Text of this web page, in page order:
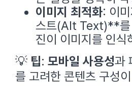
이미지 최적화: 이
스트(Alt Text)**를
진이 이미지를 인식
💡 팁: 모바일 사용성과
를 고려한 콘텐츠 구성